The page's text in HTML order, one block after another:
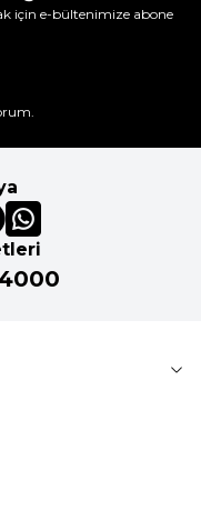
için e-bültenimize abone